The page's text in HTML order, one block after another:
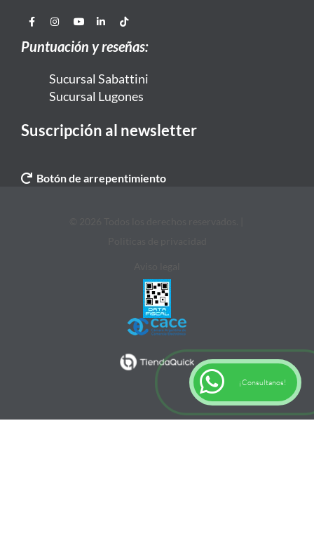
Puntuación y reseñas:
Sucursal Sabattini
Sucursal Lugones
Suscripción al newsletter
Botón de arrepentimiento
¡Consultanos!